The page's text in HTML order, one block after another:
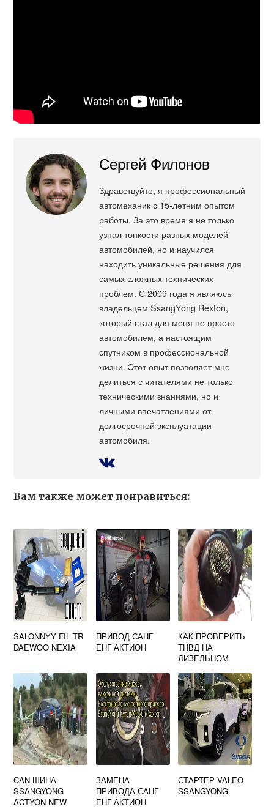
Сергей Филонов
Здравствуйте, я профессиональный
автомеханик с 15-летним опытом
работы. За это время я не только
узнал тонкости разных моделей
автомобилей, но и научился
находить уникальные решения для
самых сложных технических
проблем. С 2009 года я являюсь
владельцем SsangYong Rexton,
который стал для меня не просто
автомобилем, а настоящим
спутником в профессиональной
жизни. Этот опыт позволяет мне
делиться с читателями не только
техническими знаниями, но и
личными впечатлениями от
долгосрочной эксплуатации
автомобиля.
Вам также может понравиться:
SALONNYY FIL TR
DAEWOO NEXIA
ПРИВОД САНГ
ЕНГ АКТИОН
КАК ПРОВЕРИТЬ
ТНВД НА
ДИЗЕЛЬНОМ
САНЬЕНГ
РЕКСТОН
CAN ШИНА
SSANGYONG
ACTYON NEW
ЗАМЕНА
ПРИВОДА САНГ
ЕНГ АКТИОН
СТАРТЕР VALEO
SSANGYONG